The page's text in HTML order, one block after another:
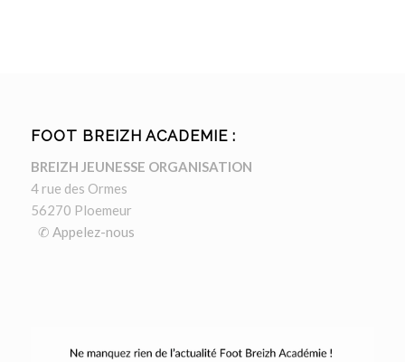
FOOT BREIZH ACADEMIE :
BREIZH JEUNESSE ORGANISATION
4 rue des Ormes
56270 Ploemeur
✆ Appelez-nous